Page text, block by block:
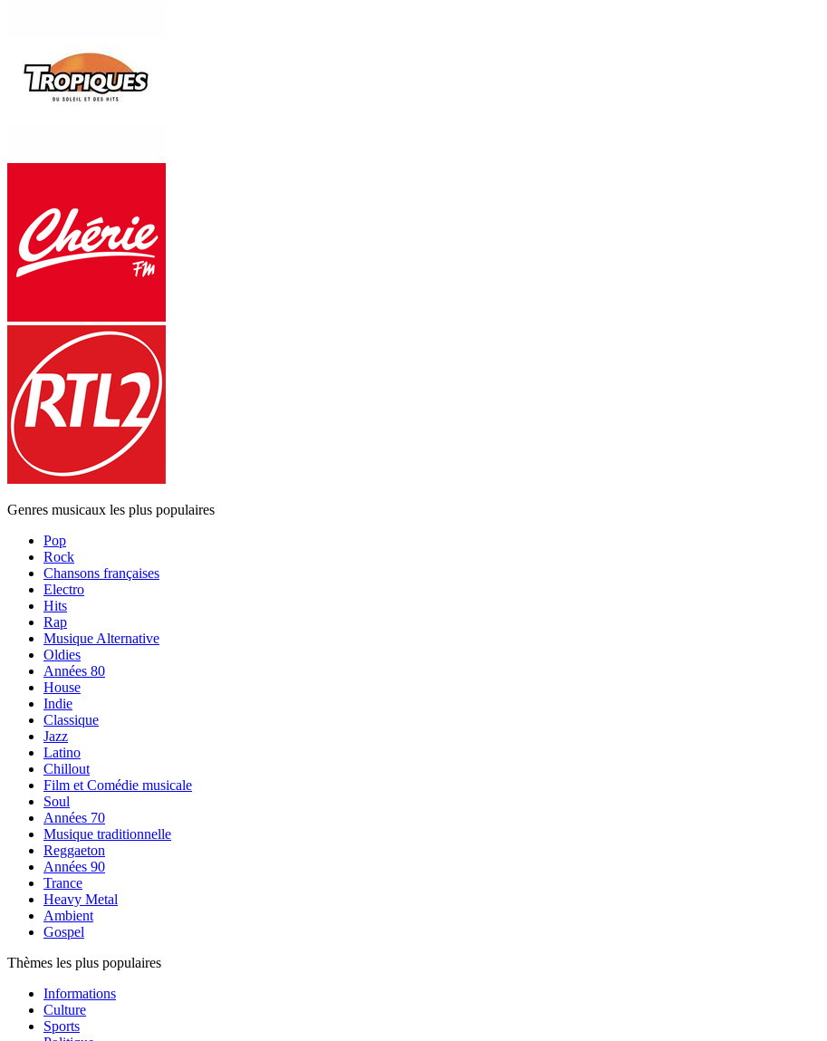
Genres musicaux les plus populaires
Pop
Rock
Chansons françaises
Electro
Hits
Rap
Musique Alternative
Oldies
Années 80
House
Indie
Classique
Jazz
Latino
Chillout
Film et Comédie musicale
Soul
Années 70
Musique traditionnelle
Reggaeton
Années 90
Trance
Heavy Metal
Ambient
Gospel
Thèmes les plus populaires
Informations
Culture
Sports